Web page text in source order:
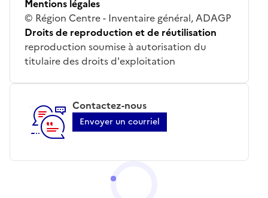
Mentions légales
© Région Centre - Inventaire général, ADAGP
Droits de reproduction et de réutilisation
reproduction soumise à autorisation du
titulaire des droits d'exploitation
Contactez-nous
Envoyer un courriel